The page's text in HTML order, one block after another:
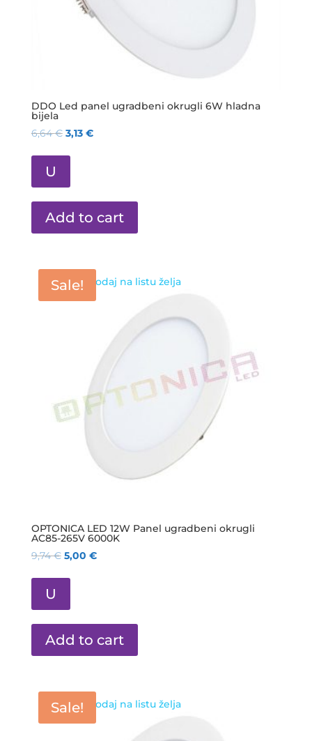
DDO Led panel ugradbeni okrugli 6W hladna
bijela
6,64€ 3,13 €
U
Add to cart
Sale!
OPTONICA LED 12W Panel ugradbeni okrugli
AC85-265V 6000K
9,74€ 5,00 €
U
Dodaj na listu želja
Add to cart
Sale! Dodaj na listu želja